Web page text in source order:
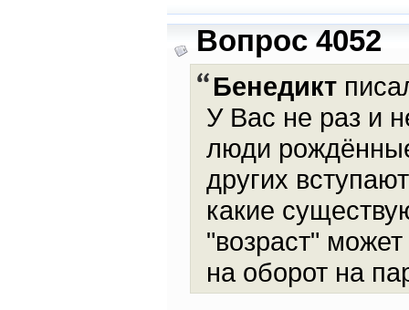
Вопрос 4052
Бенедикт
У Вас не раз и
люди
других
какие
"возраст"
на оборот на